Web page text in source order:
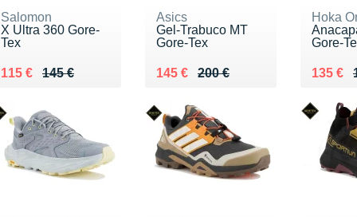
Salomon
X Ultra 360 Gore-
Tex
145 €
Au lieu de 145 €
115 €
Vendu 115 €
Asics
Gel-Trabuco MT
Gore-Tex
200 €
Au lieu de 200 €
145 €
Vendu 145 €
Hoka
Gore-
Au lieu
135 €
Vendu